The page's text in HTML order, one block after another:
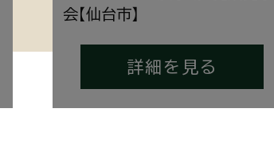
会【仙台市】
詳細を見る